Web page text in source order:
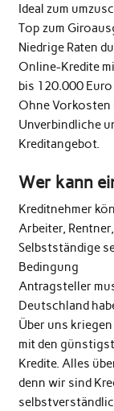
Ideal zum
Top zum
Niedrige Raten
Online-Kredite
bis 120.000 Euro
Ohne
Unverbindliche
Kreditangebot.
Wer kann
Kreditnehmer
Arbeiter,
Selbstständige
Bedingung
Antragsteller
Deutschland
Über uns
mit den
Kredite. Alles
denn wir sind